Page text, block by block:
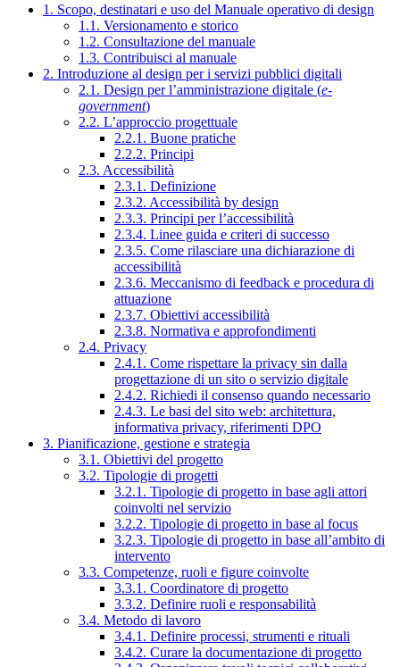
1. Scopo, destinatari e uso del Manuale operativo di design
1.1. Versionamento e storico
1.2. Consultazione del manuale
1.3. Contribuisci al manuale
2. Introduzione al design per i servizi pubblici digitali
2.1. Design per l’amministrazione digitale (e-
government)
2.2. L’approccio progettuale
2.2.1. Buone pratiche
2.2.2. Principi
2.3. Accessibilità
2.3.1. Definizione
2.3.2. Accessibilità by design
2.3.3. Principi per l’accessibilità
2.3.4. Linee guida e criteri di successo
2.3.5. Come rilasciare una dichiarazione di
accessibilità
2.3.6. Meccanismo di feedback e procedura di
attuazione
2.3.7. Obiettivi accessibilità
2.3.8. Normativa e approfondimenti
2.4. Privacy
2.4.1. Come rispettare la privacy sin dalla
progettazione di un sito o servizio digitale
2.4.2. Richiedi il consenso quando necessario
2.4.3. Le basi del sito web: architettura,
informativa privacy, riferimenti DPO
3. Pianificazione, gestione e strategia
3.1. Obiettivi del progetto
3.2. Tipologie di progetti
3.2.1. Tipologie di progetto in base agli attori
coinvolti nel servizio
3.2.2. Tipologie di progetto in base al focus
3.2.3. Tipologie di progetto in base all’ambito di
intervento
3.3. Competenze, ruoli e figure coinvolte
3.3.1. Coordinatore di progetto
3.3.2. Definire ruoli e responsabilità
3.4. Metodo di lavoro
3.4.1. Definire processi, strumenti e rituali
3.4.2. Curare la documentazione di progetto